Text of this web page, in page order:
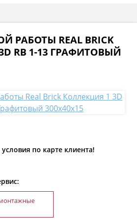
РАБОТЫ REAL BRICK
RB 1-13 ГРАФИТОВЫЙ
по карте клиента!